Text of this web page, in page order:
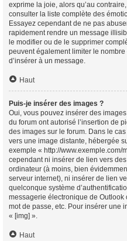
exprime la joie, alors qu’au
consulter la liste complète des
Essayez cependant de ne pas
rapidement rendre un message
le modifier ou de le supprimer
peuvent également limiter le nombre
d’insérer à un message.
Haut
Puis-je insérer des images ?
Oui, vous pouvez insérer des
du forum ont autorisé l’insertion de
des images sur le forum. Dans le
vers une image distante, hébergée
exemple « http://www.exemple.com/
cependant ni insérer de lien vers
ordinateur (à moins, bien
serveur internet), ni insérer de lien
quelconque système
messagerie électronique de Outlook
mot de passe, etc. Pour insérer une
« [img] ».
Haut